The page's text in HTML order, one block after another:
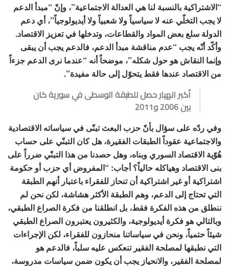
“الاشتراكية بالنسبة لنا هي العدالة الاجتماعية”، وإنّ “مبدأ الدعم
لا يجب التخلّي عنه لا سياسياً ولا شعبياً ولا أيديولوجياً”، أي دعم
الدولة سلع بعض المواد والقطاعات، وتدخلها في تعزيز الاقتصاد.
وأكّد أنّه يجب “عدم مناقشة مبدأ الدعم، فالدعم يجب أن يبقى
وإنما النقاش هو حول شكله”، موضحاً أنه “عندما نرى الدعم جزءاً
من الاقتصاد عندها فقط يتحوّل إلى حالة مفيدة”.
أكبر انهيار حصل للطبقة الوسطى في سورية كان
بين 2006 و2011
وفي ردّه على سؤال بأنّ حزب البعث تبنّى في سياساته الاقتصادية
والاجتماعية عقوداً الطبقات الفقيرة، هل كان التبنّي على حساب
هُوّية الاقتصاد السوري وبناه، وهل حصدنا من هذا التبنّي ضرراً على
بنى الاقتصاد وهياكله حالياً؟ أجاب: “المفروض أي حزب أو حكومة
اشتراكية أو غير اشتراكية أن تنحاز للفقراء باعتبار أنهم الطبقة
التي تحتاج إلى الدعم، وهم الطبقة الأكثر هشاشة، لكن نحن لم
ننطلق من هذه الفكرة فقط، بل انطلقنا من فكرة الصراع الطبقي،
وبالتالي هو فكرة أيديولوجية، والكثيرون يعتبرون الصراع الطبقي
شيئاً حتمياً، ونحن في سياساتنا منحازون للفقراء، لكن الإجراءات
التي نطبقها لمصلحة الفقير تنعكس عليه سلباً، فالدعم هو
لمصلحة الفقير، والانحياز يجب أن يكون ضمن سياسات مدروسة،